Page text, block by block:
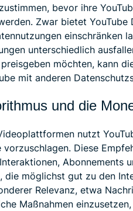
bevor ihre
Zwar bietet YouTube
einschränken
unterschiedlich
möchten, kann
mit anderen
und die
nutzt
Diese
Abonnements
die möglichst gut zu den
Relevanz, etwa
Maßnahmen